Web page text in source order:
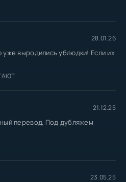
28.01.26
выродились ублюдки! Если их
21.12.25
перевод. Под дубляжем
23.05.25